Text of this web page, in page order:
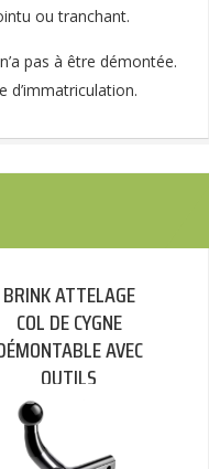
ou tranchant.
pas à être démontée.
d’immatriculation.
BRINK ATTELAGE
COL DE CYGNE
AVEC
OUTILS